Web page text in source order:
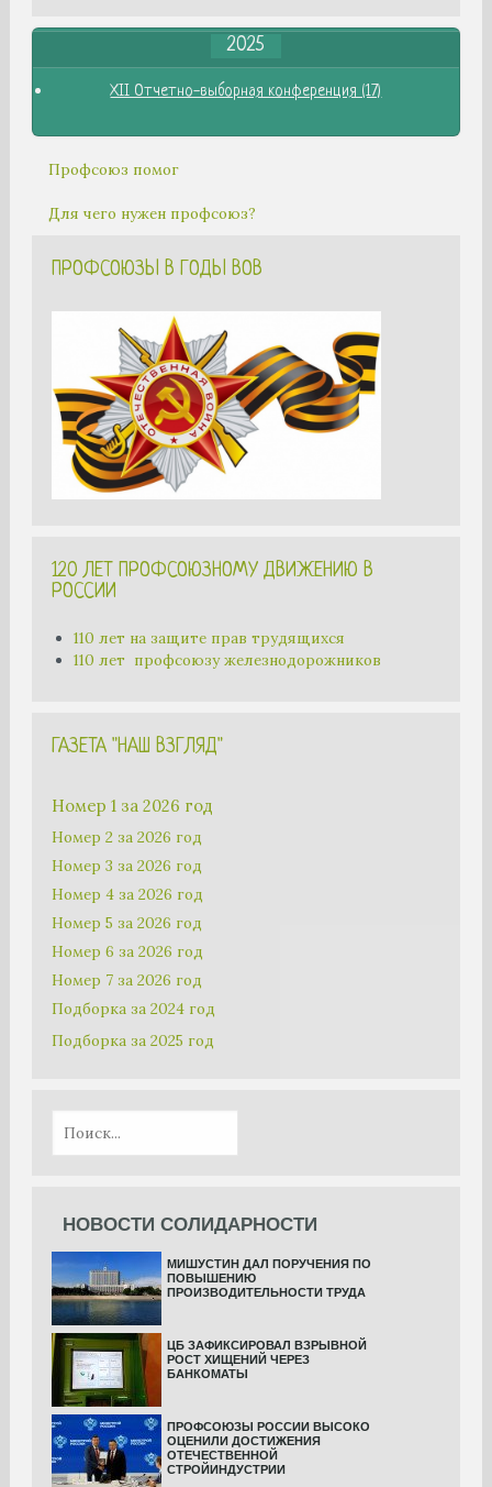
2025
XII Отчетно-выборная конференция (17)
Профсоюз помог
Для чего нужен профсоюз?
ПРОФСОЮЗЫ В ГОДЫ ВОВ
120 ЛЕТ ПРОФСОЮЗНОМУ ДВИЖЕНИЮ В
РОССИИ
110 лет на защите прав трудящихся
110 лет профсоюзу железнодорожников
ГАЗЕТА "НАШ ВЗГЛЯД"
Номер 1 за 2026 год
Номер 2 за 2026 год
Номер 3 за 2026 год
Номер 4 за 2026 год
Номер 5 за 2026 год
Номер 6 за 2026 год
Номер 7 за 2026 год
Подборка за 2024 год
Подборка за 2025 год
НОВОСТИ СОЛИДАРНОСТИ
МИШУСТИН ДАЛ ПОРУЧЕНИЯ ПО
ПОВЫШЕНИЮ
ПРОИЗВОДИТЕЛЬНОСТИ ТРУДА
ЦБ ЗАФИКСИРОВАЛ ВЗРЫВНОЙ
РОСТ ХИЩЕНИЙ ЧЕРЕЗ
БАНКОМАТЫ
ПРОФСОЮЗЫ РОССИИ ВЫСОКО
ОЦЕНИЛИ ДОСТИЖЕНИЯ
ОТЕЧЕСТВЕННОЙ
СТРОЙИНДУСТРИИ